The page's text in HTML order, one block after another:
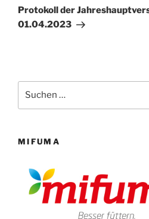
Beitrag
Protokoll der
01.04.2023
nach:
MIFUMA